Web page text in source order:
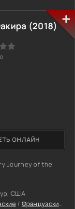
(2018)
Journey of the
США
/ Французские фильмы
ОНЛАЙН
0